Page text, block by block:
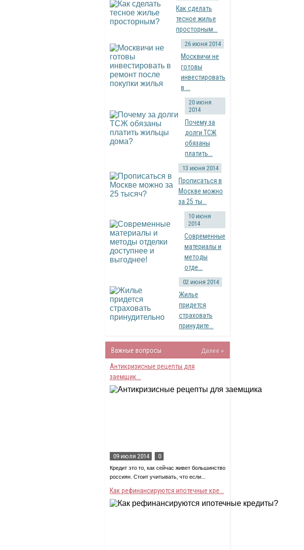
Как сделать
тесное жилье
просторным...
26 июня 2014
Москвичи не
готовы
инвестировать
в ...
20 июня
2014
Почему за
долги ТСЖ
обязаны
платить...
13 июня 2014
Прописаться в
Москве можно
за 25 ты...
10 июня
2014
Современные
материалы и
методы
отде...
02 июня 2014
Жилье
придется
страховать
принудите...
Важные вопросы
Далее »
Антикризисные рецепты для
заемщик...
09 июля 2014 0
Кредит это то, как сейчас живет большинство
россиян. Стоит учитывать, что если...
Как рефинансируются ипотечные кре...